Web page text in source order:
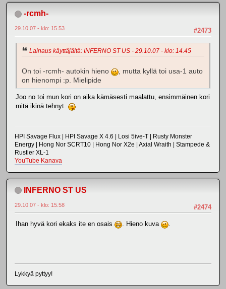
-rcmh-
#2473
29.10.07 - klo: 15.53
Lainaus käyttäjältä: INFERNO ST US - 29.10.07 - klo: 14.45
On toi -rcmh- autokin hieno
, mutta kyllä toi usa-1 auto
on hienompi :p. Mielipide
Joo no toi mun kori on aika kämäsesti maalattu, ensimmäinen kori
mitä ikinä tehnyt.
HPI Savage Flux | HPI Savage X 4.6 | Losi 5ive-T | Rusty Monster
Energy | Hong Nor SCRT10 | Hong Nor X2e | Axial Wraith | Stampede &
Rustler XL-1
YouTube Kanava
INFERNO ST US
#2474
29.10.07 - klo: 15.58
Ihan hyvä kori ekaks ite en osais . Hieno kuva
Lykkyä pyttyy!